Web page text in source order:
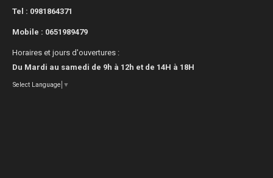
Tel : 0981864371
Mobile : 0651989479
Horaires et jours d'ouvertures :
Du Mardi au samedi de 9h à 12h et de 14H à 18H
Select Language ▼